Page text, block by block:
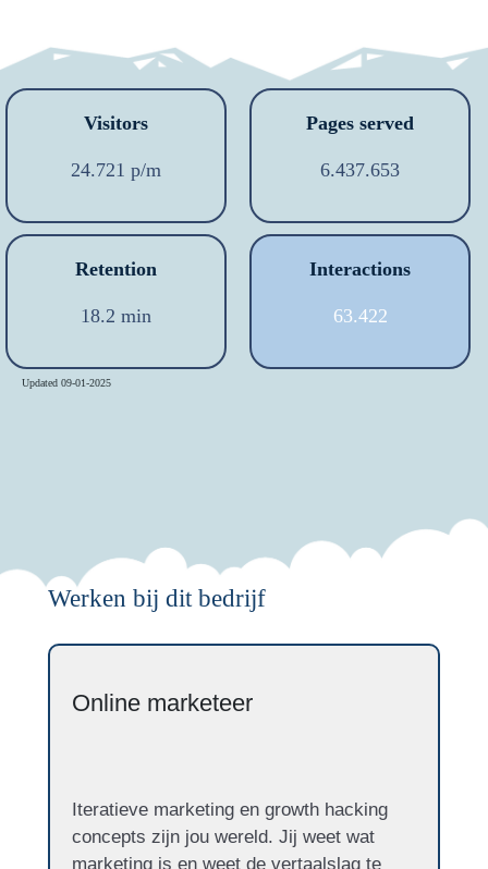
Visitors
24.721 p/m
Pages served
6.437.653
Retention
18.2 min
Interactions
63.422
Updated 09-01-2025
Werken bij dit bedrijf
Online marketeer
Iteratieve marketing en growth hacking
concepts zijn jou wereld. Jij weet wat
marketing is en weet de vertaalslag te